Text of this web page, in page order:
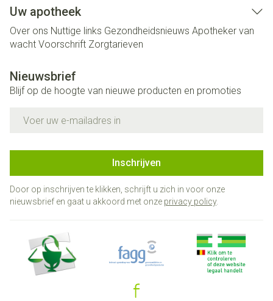
Uw apotheek
Over ons Nuttige links Gezondheidsnieuws Apotheker van
wacht Voorschrift Zorgtarieven
Nieuwsbrief
Blijf op de hoogte van nieuwe producten en promoties
Inschrijven
Door op inschrijven te klikken, schrijft u zich in voor onze
nieuwsbrief en gaat u akkoord met onze privacy policy.